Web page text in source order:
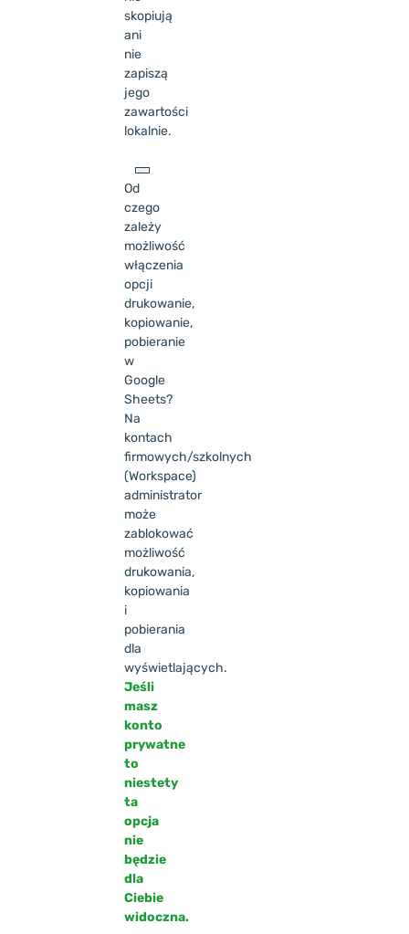
skopiują
ani
nie
zapiszą
jego
zawartości
lokalnie.
Od
czego
zależy
możliwość
włączenia
opcji
drukowanie,
kopiowanie,
pobieranie
w
Google
Sheets?
Na
kontach
firmowych/szkolnych
(Workspace)
administrator
może
zablokować
możliwość
drukowania,
kopiowania
i
pobierania
dla
wyświetlających.
Jeśli
masz
konto
prywatne
to
niestety
ta
opcja
nie
będzie
dla
Ciebie
widoczna.